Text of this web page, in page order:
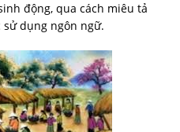
động, qua cách miêu tả
dụng ngôn ngữ.